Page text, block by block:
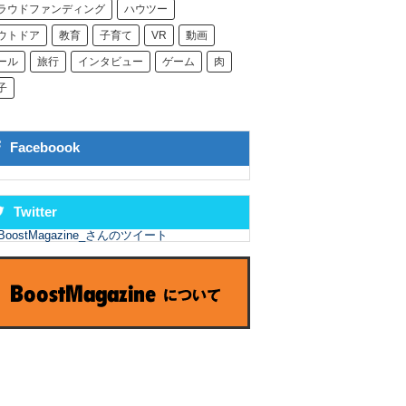
ウドファンディング ハウツー
トドア 教育 子育て VR 動画
ル 旅行 インタビュー ゲーム 肉
Faceboook
Twitter
さんのツイート